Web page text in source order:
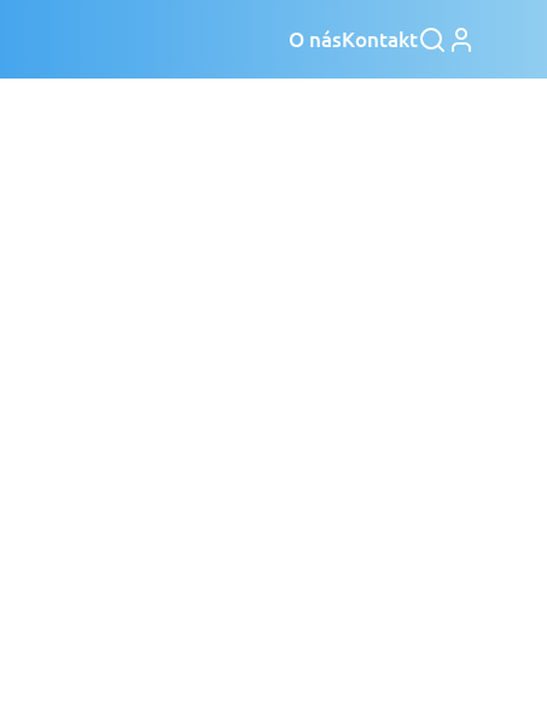
O násKontakt